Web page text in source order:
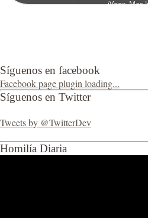
Síguenos en facebook
Facebook page plugin loading...
Síguenos en Twitter
Tweets by @TwitterDev
Homilía Diaria